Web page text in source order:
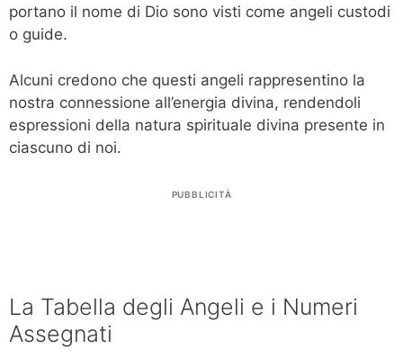
portano il nome di Dio sono visti come angeli custodi
o guide.
Alcuni credono che questi angeli rappresentino la
nostra connessione all’energia divina, rendendoli
espressioni della natura spirituale divina presente in
ciascuno di noi.
PUBBLICITÀ
La Tabella degli Angeli e i Numeri
Assegnati